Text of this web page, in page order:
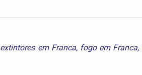
extintores em Franca, fogo em Franca,